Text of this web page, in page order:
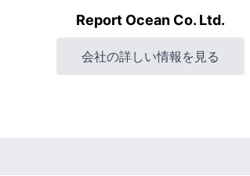
Report Ocean Co. Ltd.
会社の詳しい情報を見る